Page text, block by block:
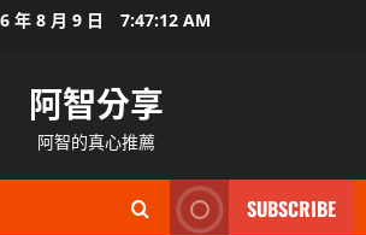
年 8 月 9 日 7:47:13 AM
阿智分享
阿智的真心推薦
SUBSCRIBE